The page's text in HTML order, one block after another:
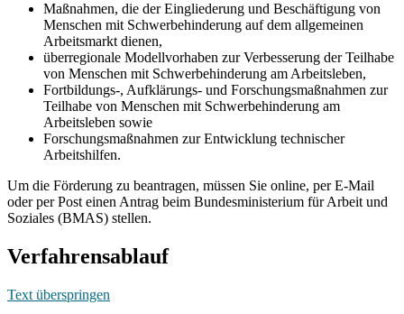
Maßnahmen, die der Eingliederung und Beschäftigung von
Menschen mit Schwerbehinderung auf dem allgemeinen
Arbeitsmarkt dienen,
überregionale Modellvorhaben zur Verbesserung der Teilhabe
von Menschen mit Schwerbehinderung am Arbeitsleben,
Fortbildungs-, Aufklärungs- und Forschungsmaßnahmen zur
Teilhabe von Menschen mit Schwerbehinderung am
Arbeitsleben sowie
Forschungsmaßnahmen zur Entwicklung technischer
Arbeitshilfen.
Um die Förderung zu beantragen, müssen Sie online, per E-Mail
oder per Post einen Antrag beim Bundesministerium für Arbeit und
Soziales (BMAS) stellen.
Verfahrensablauf
Text überspringen